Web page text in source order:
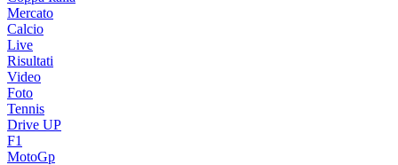
Mercato
Calcio
Live
Risultati
Video
Foto
Tennis
Drive UP
F1
MotoGp